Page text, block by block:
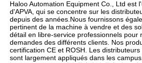
Haloo Automation Equipment Co., Ltd est
d'APVA, qui se concentre sur les
depuis des années.Nous fournissons
pertinent de la machine à vendre et des
détail en libre-service professionnels pour
demandes des différents clients. Nos
certification CE et ROSH. Les
sont largement appliqués dans les